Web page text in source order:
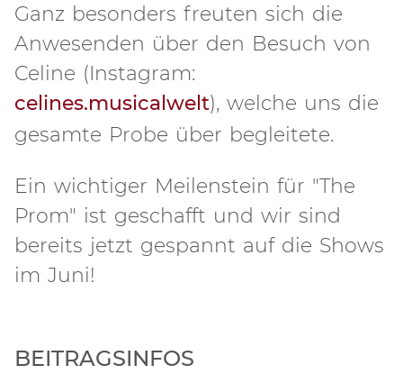
Ganz besonders freuten sich die
Anwesenden über den Besuch von
Celine (Instagram:
celines.musicalwelt), welche uns die
gesamte Probe über begleitete.
Ein wichtiger Meilenstein für "The
Prom" ist geschafft und wir sind
bereits jetzt gespannt auf die Shows
im Juni!
BEITRAGSINFOS